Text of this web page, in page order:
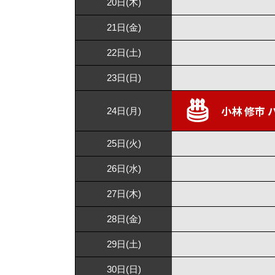
20日(木)
21日(金)
22日(土)
23日(日)
24日(月) 小林 修市
25日(火)
26日(水)
27日(木)
28日(金)
29日(土)
30日(日)